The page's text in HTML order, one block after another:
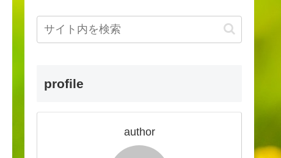
profile
author